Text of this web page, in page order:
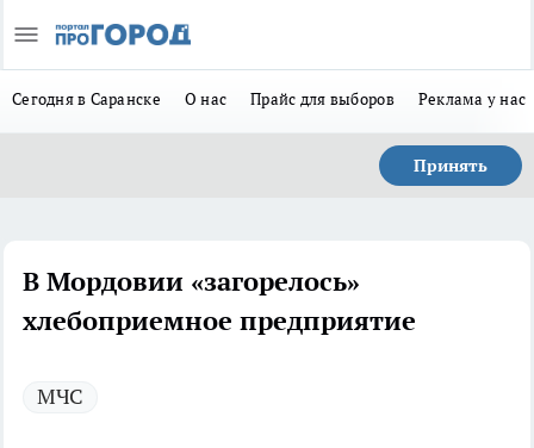
Сегодня в Саранске О нас Прайс для выборов Реклама у нас
Принять
В Мордовии «загорелось»
хлебоприемное предприятие
МЧС